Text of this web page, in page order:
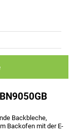
Backbleche,
Backofen mit der E-